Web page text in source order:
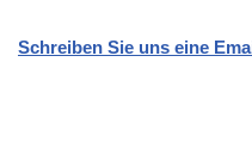
Schreiben Sie uns eine